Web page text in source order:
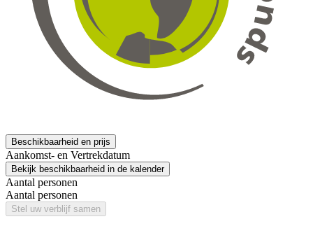
Beschikbaarheid en prijs
Aankomst- en Vertrekdatum
Bekijk beschikbaarheid in de kalender
Aantal personen
Aantal personen
Stel uw verblijf samen